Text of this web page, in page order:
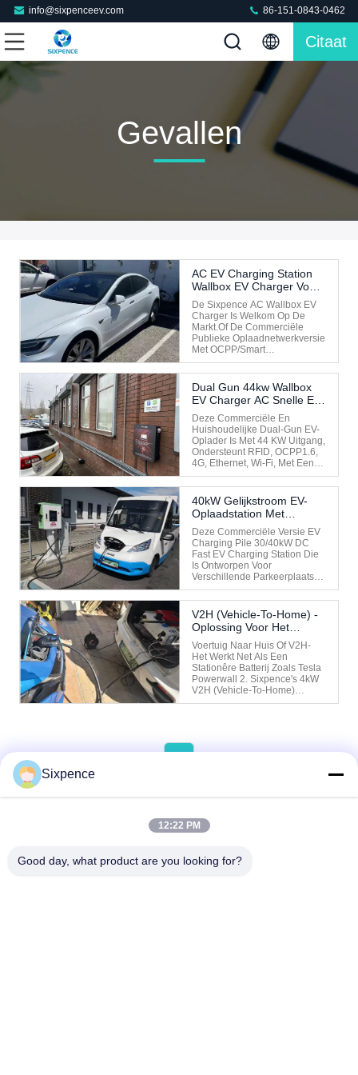
info@sixpenceev.com 86-151-0843-0462
Citaat
Gevallen
AC EV Charging Station
Wallbox EV Charger Voor
Italië Project
De Sixpence AC Wallbox EV
Charger Is Welkom Op De
Markt.Of De Commerciële
Publieke Oplaadnetwerkversie
Met OCPP/Smart
MID/4G/WIFI/PEN, Enzovoort.
Er Zijn Verschillende
Specificaties Beschikbaar,
Zoals 7kW, 11kW, 22kW Met
Type 1/SAE J1772 Of Type 2
EV-Kabelprop Of Type 2 EV-
Aansluiting. Ondersteun ...
Dual Gun 44kw Wallbox
EV Charger AC Snelle EV-
Oplaadstation Voor De
Britse Markt
Deze Commerciële En
Huishoudelijke Dual-Gun EV-
Oplader Is Met 44 KW Uitgang,
Ondersteunt RFID, OCPP1.6,
4G, Ethernet, Wi-Fi, Met Een 5-
Inch Touchscreen, Het Is
22KW + 22KW Dubbele EV-
Plug Met Type 2 EV-Kabel
Snelle EV-Opladen, En Is
Compatibel Met Alle Type 2
IEC62196-2 Elektrische
Auto's. ...
40kW Gelijkstroom EV-
Oplaadstation Met
Dubbele Stekker
CHAdeMO En CCS2 Voor
De Noorse Markt
Deze Commerciële Versie EV
Charging Pile 30/40kW DC
Fast EV Charging Station Die
Is Ontworpen Voor
Verschillende Parkeerplaatsen
Van Korte Duur, Zoals
Winkelcentra,
Parkeerplaatsen, Hotels,
Toeristische Attracties,enz.U
Kunt Het Uitrusten Met Twee
Of Drie AC/DC EV-
Connectoren Met
CHAdeMO/CCS1/CCS2...
V2H (Vehicle-To-Home) -
Oplossing Voor Het
Opladen In Polen
Voertuig Naar Huis Of V2H-
Het Werkt Net Als Een
Stationêre Batterij Zoals Tesla
Powerwall 2. Sixpence's 4kW
V2H (Vehicle-To-Home)
Charger Is Een Slimme
Ondersteunt Zowel De Functie
Sixpence
12:22 PM
Good day, what product are you looking for?